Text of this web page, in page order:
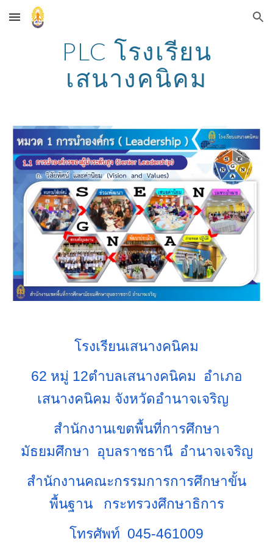
Skip to main content Skip to navigation
PLC โรงเรียน
เสนางคนิคม
โรงเรียนเสนางคนิคม
62 หมู่ 12ตำบลเสนางคนิคม อำเภอ
เสนางคนิคม จังหวัดอำนาจเจริญ
สำนักงานเขตพื้นที่การศึกษา
มัธยมศึกษา อุบลราชธานี อำนาจเจริญ
สำนักงานคณะกรรมการการศึกษาขั้น
พื้นฐาน กระทรวงศึกษาธิการ
โทรศัพท์ 045-461009